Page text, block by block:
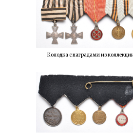
Колодка с наградами из